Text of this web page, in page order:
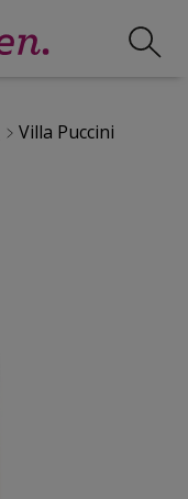
Villa Puccini